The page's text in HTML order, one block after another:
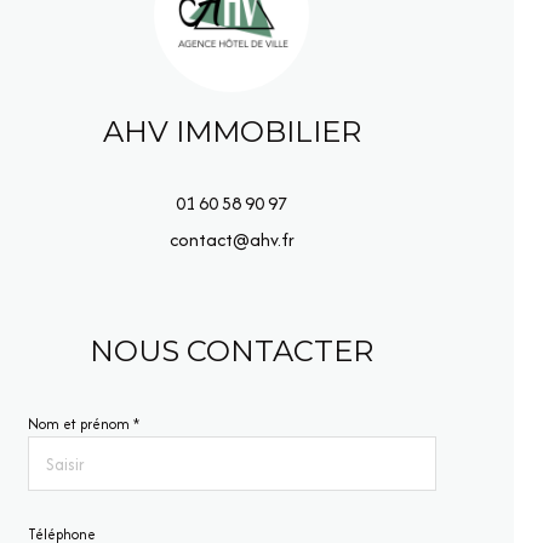
AHV IMMOBILIER
01 60 58 90 97
contact@ahv.fr
NOUS CONTACTER
Nom et prénom *
Téléphone